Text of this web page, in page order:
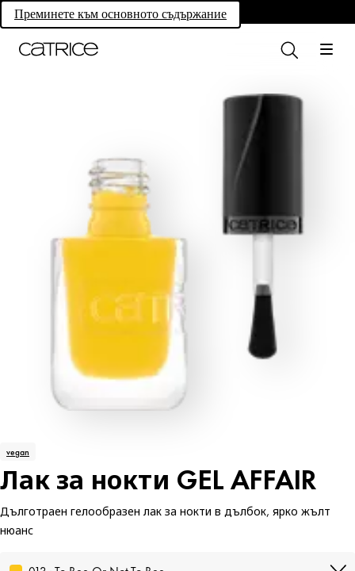
Преминете към основното съдържание
Own your magic.
vegan
Лак за нокти GEL AFFAIR
Дълготраен гелообразен лак за нокти в дълбок, ярко жълт
нюанс